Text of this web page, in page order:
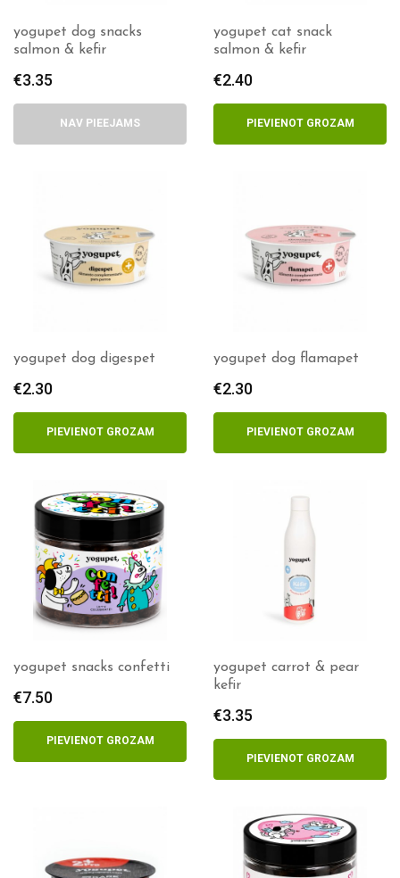
yogupet dog snacks
salmon & kefir
€3.35
NAV PIEEJAMS
yogupet cat snack
salmon & kefir
€2.40
PIEVIENOT GROZAM
yogupet dog digespet
€2.30
PIEVIENOT GROZAM
yogupet dog flamapet
€2.30
PIEVIENOT GROZAM
yogupet snacks confetti
€7.50
PIEVIENOT GROZAM
yogupet carrot & pear
kefir
€3.35
PIEVIENOT GROZAM